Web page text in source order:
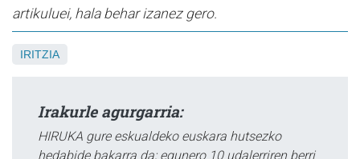
artikuluei, hala behar izanez gero.
IRITZIA
Irakurle agurgarria:
HIRUKA gure eskualdeko euskara hutsezko
hedabide bakarra da; egunero 10 udalerriren berri